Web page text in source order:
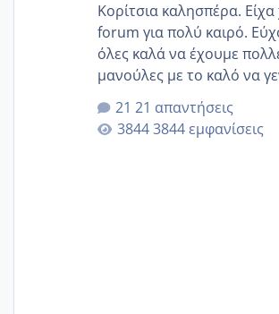
Κορίτσια καλησπέρα.
forum για πολύ καιρό.
όλες καλά να έχουμε
μανούλες με το καλό να
αυτές που ήδη
γερα μωράκια στην
🙏🏼🙏🏼 Ας πάμε λοιπόν στο θέμα μου.
21 απαντήσεις
3844 εμφανίσεις